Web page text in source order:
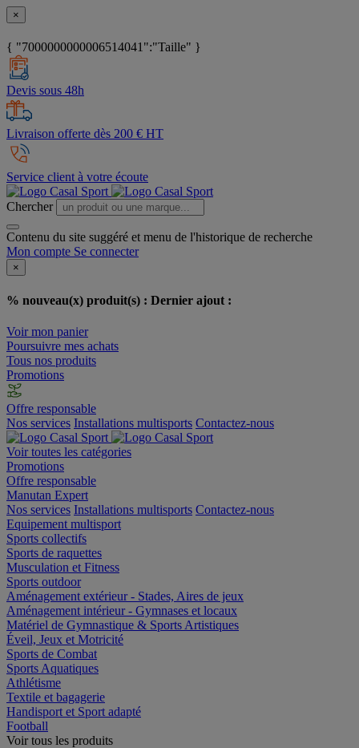
×
{ "7000000000006514041":"Taille" }
Devis sous 48h
Livraison offerte dès 200 € HT
Service client à votre écoute
Chercher
Contenu du site suggéré et menu de l'historique de recherche
Mon compte Se connecter
×
% nouveau(x) produit(s) : Dernier ajout :
Voir mon panier
Poursuivre mes achats
Tous nos produits
Promotions
Offre responsable
Nos services Installations multisports Contactez-nous
Voir toutes les catégories
Promotions
Offre responsable
Manutan Expert
Nos services Installations multisports Contactez-nous
Equipement multisport
Sports collectifs
Sports de raquettes
Musculation et Fitness
Sports outdoor
Aménagement extérieur - Stades, Aires de jeux
Aménagement intérieur - Gymnases et locaux
Matériel de Gymnastique & Sports Artistiques
Éveil, Jeux et Motricité
Sports de Combat
Sports Aquatiques
Athlétisme
Textile et bagagerie
Handisport et Sport adapté
Football
Voir tous les produits